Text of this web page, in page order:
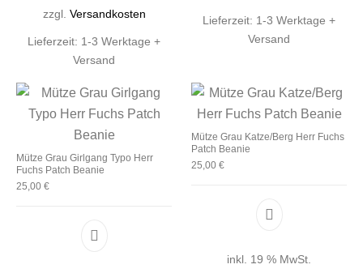
zzgl. Versandkosten
Lieferzeit: 1-3 Werktage +
Versand
Lieferzeit: 1-3 Werktage +
Versand
Mütze Grau Girlgang Typo Herr
Fuchs Patch Beanie
25,00 €
Mütze Grau Katze/Berg Herr Fuchs
Patch Beanie
25,00 €
inkl. 19 % MwSt.